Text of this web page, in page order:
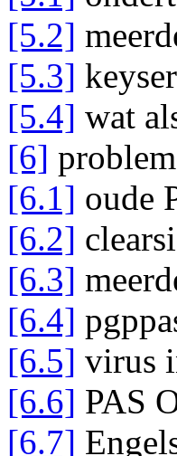
[5.2]
[5.3]
[5.4] wat
[6]
[6.1] oude
[6.2]
[6.3]
[6.4]
[6.5] virus
[6.6] PAS
[6.7]